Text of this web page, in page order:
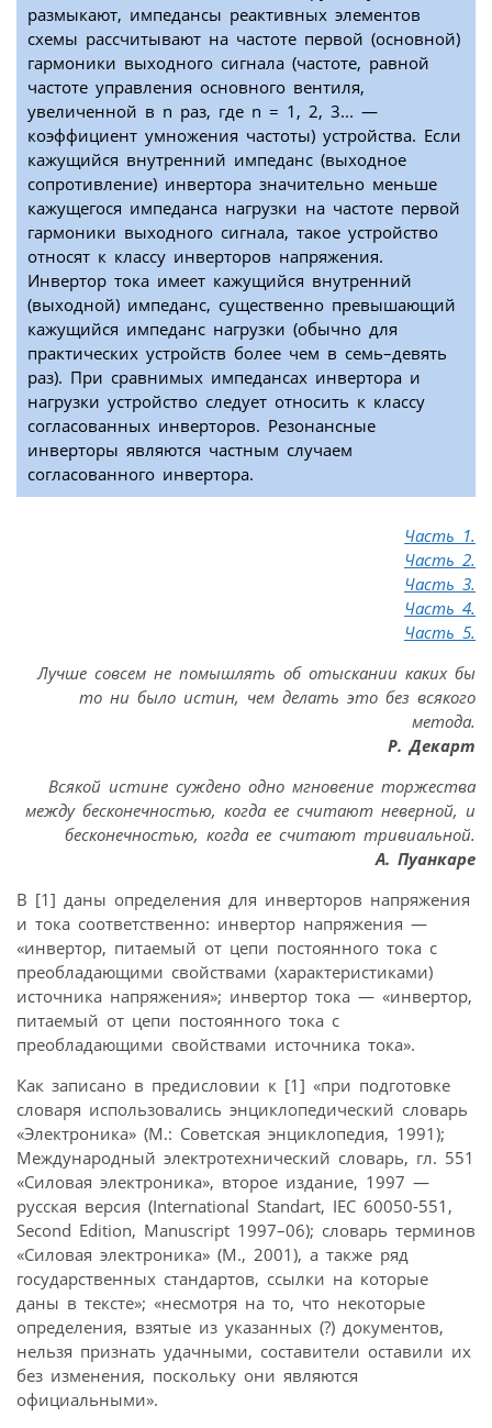
размыкают, импедансы реактивных элементов
схемы рассчитывают на частоте первой (основной)
гармоники выходного сигнала (частоте, равной
частоте управления основного вентиля,
увеличенной в n раз, где n = 1, 2, 3... —
коэффициент умножения частоты) устройства. Если
кажущийся внутренний импеданс (выходное
сопротивление) инвертора значительно меньше
кажущегося импеданса нагрузки на частоте первой
гармоники выходного сигнала, такое устройство
относят к классу инверторов напряжения.
Инвертор тока имеет кажущийся внутренний
(выходной) импеданс, существенно превышающий
кажущийся импеданс нагрузки (обычно для
практических устройств более чем в семь–девять
раз). При сравнимых импедансах инвертора и
нагрузки устройство следует относить к классу
согласованных инверторов. Резонансные
инверторы являются частным случаем
согласованного инвертора.
Часть 1.
Часть 2.
Часть 3.
Часть 4.
Часть 5.
Лучше совсем не помышлять об отыскании каких бы
то ни было истин, чем делать это без всякого
метода.
Р. Декарт
Всякой истине суждено одно мгновение торжества
между бесконечностью, когда ее считают неверной, и
бесконечностью, когда ее считают тривиальной.
А. Пуанкаре
В [1] даны определения для инверторов напряжения
и тока соответственно: инвертор напряжения —
«инвертор, питаемый от цепи постоянного тока с
преобладающими свойствами (характеристиками)
источника напряжения»; инвертор тока — «инвертор,
питаемый от цепи постоянного тока с
преобладающими свойствами источника тока».
Как записано в предисловии к [1] «при подготовке
словаря использовались энциклопедический словарь
«Электроника» (М.: Советская энциклопедия, 1991);
Международный электротехнический словарь, гл. 551
«Силовая электроника», второе издание, 1997 —
русская версия (International Standart, IEC 60050-551,
Second Edition, Manuscript 1997–06); словарь терминов
«Силовая электроника» (М., 2001), а также ряд
государственных стандартов, ссылки на которые
даны в тексте»; «несмотря на то, что некоторые
определения, взятые из указанных (?) документов,
нельзя признать удачными, составители оставили их
без изменения, поскольку они являются
официальными».